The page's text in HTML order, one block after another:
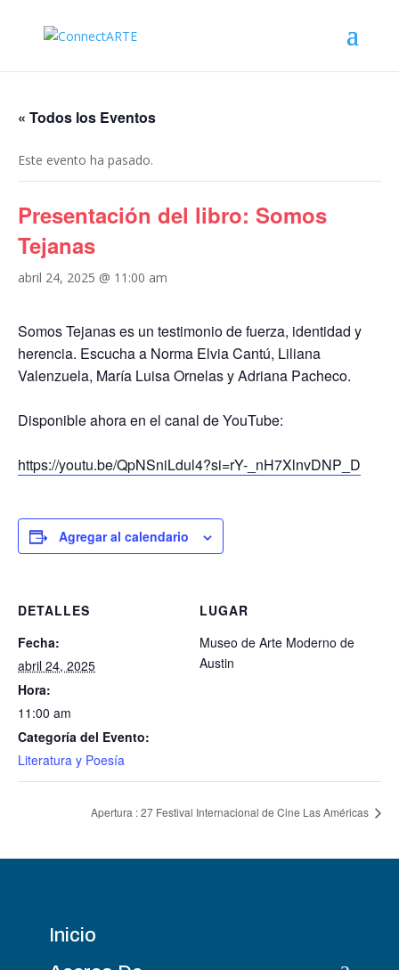
« Todos los Eventos
Este evento ha pasado.
Presentación del libro: Somos
Tejanas
abril 24, 2025 @ 11:00 am
Somos Tejanas es un testimonio de fuerza, identidad y
herencia. Escucha a Norma Elvia Cantú, Liliana
Valenzuela, María Luisa Ornelas y Adriana Pacheco.
Disponible ahora en el canal de YouTube:
https://youtu.be/QpNSniLdul4?si=rY-_nH7XlnvDNP_D
Agregar al calendario
DETALLES
Fecha:
abril 24, 2025
Hora:
11:00 am
Categoría del Evento:
Literatura y Poesía
LUGAR
Museo de Arte Moderno de
Austin
Apertura : 27 Festival Internacional de Cine Las Américas
Inicio